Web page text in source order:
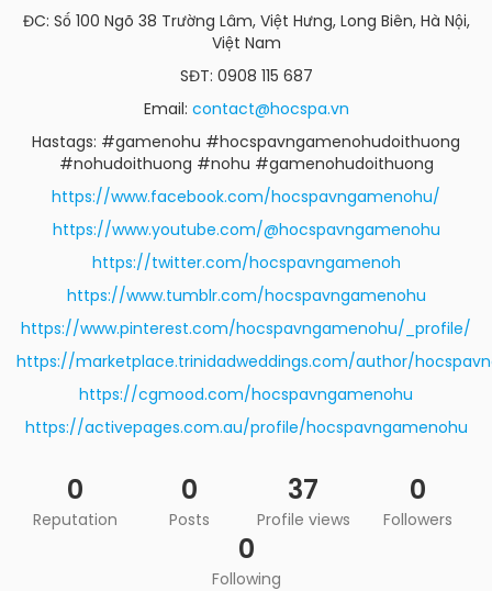
ĐC: Số 100 Ngõ 38 Trường Lâm, Việt Hưng, Long Biên, Hà Nội,
Việt Nam
SĐT: 0908 115 687
Email: contact@hocspa.vn
Hastags: #gamenohu #hocspavngamenohudoithuong
#nohudoithuong #nohu #gamenohudoithuong
https://www.facebook.com/hocspavngamenohu/
https://www.youtube.com/@hocspavngamenohu
https://twitter.com/hocspavngamenoh
https://www.tumblr.com/hocspavngamenohu
https://www.pinterest.com/hocspavngamenohu/_profile/
https://marketplace.trinidadweddings.com/author/
https://cgmood.com/hocspavngamenohu
https://activepages.com.au/profile/hocspavngamenohu
0
Reputation
0
Posts
37
Profile views
0
Followers
0
Following